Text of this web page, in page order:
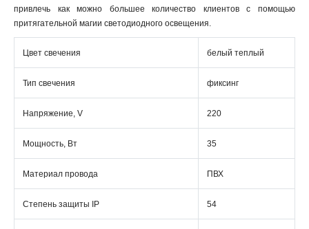
привлечь как можно большее количество клиентов с помощью
притягательной магии светодиодного освещения.
Цвет свечения белый теплый
Тип свечения фиксинг
Напряжение, V 220
Мощность, Вт 35
Материал провода ПВХ
Степень защиты IP 54